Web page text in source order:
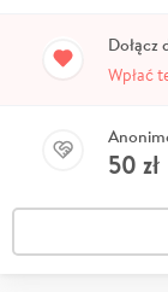
Dołącz
Wpłać
50 zł